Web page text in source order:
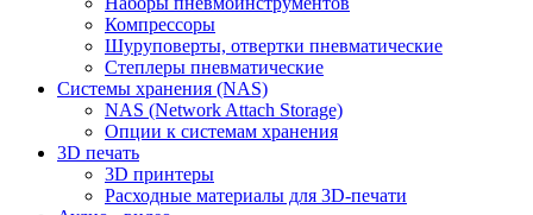
Компрессоры
Шуруповерты, отвертки пневматические
Степлеры пневматические
Cистемы хранения (NAS)
NAS (Network Attach Storage)
Опции к системам хранения
3D печать
3D принтеры
Расходные материалы для 3D-печати